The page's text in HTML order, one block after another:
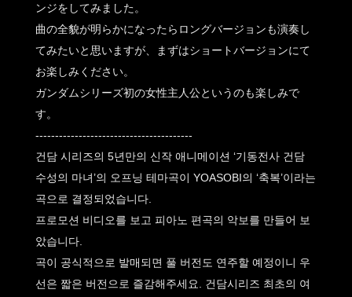
ンジをしてみました。
曲の全貌が明らかになったらロングバージョンも演奏し
てみたいと思いますが、まずはショートバージョンにて
お楽しみください。
ガンダムシリーズ初の女性主人公というのも楽しみで
す。
----------------------------------------
건담 시리즈의 5년만의 신작 애니메이션 ‘기동전사 건담
수성의 마녀’의 오프닝 테마곡이 YOASOBI의 ‘축복’이라는
곡으로 결정되었습니다.
프로모션 비디오를 보고 피아노 편곡의 악보를 만들어 보
았습니다.
곡이 공식적으로 발매되면 풀 버전도 연주할 예정이니 우
선은 짧은 버전으로 즐감해주세요. 건담시리즈 최초의 여